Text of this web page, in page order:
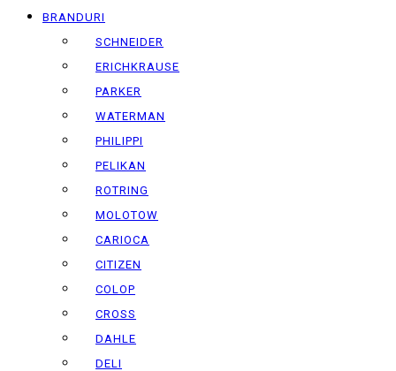
BRANDURI
SCHNEIDER
ERICHKRAUSE
PARKER
WATERMAN
PHILIPPI
PELIKAN
ROTRING
MOLOTOW
CARIOCA
CITIZEN
COLOP
CROSS
DAHLE
DELI